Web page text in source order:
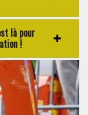
là pour
!